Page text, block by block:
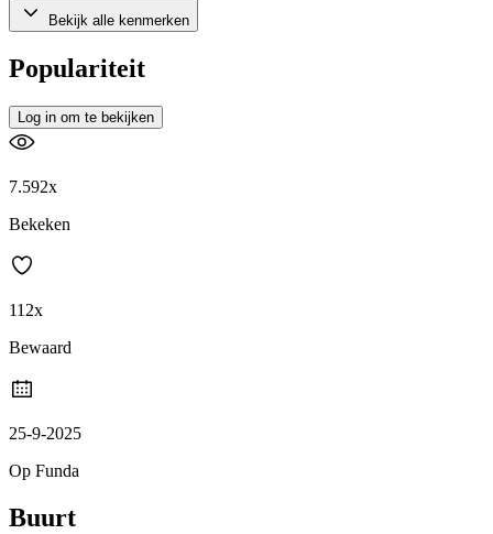
Bekijk alle kenmerken
Populariteit
Log in om te bekijken
7.592x
Bekeken
112x
Bewaard
25-9-2025
Op Funda
Buurt